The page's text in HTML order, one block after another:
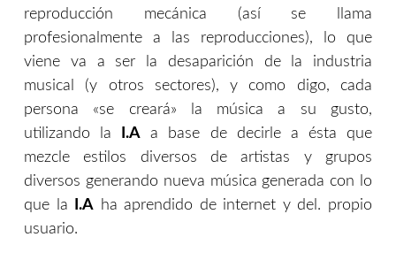
reproducción mecánica (así se llama
profesionalmente a las reproducciones), lo que
viene va a ser la desaparición de la industria
musical (y otros sectores), y como digo, cada
persona «se creará» la música a su gusto,
utilizando la
I.A a base de decirle a ésta que
mezcle estilos diversos de artistas y grupos
diversos generando nueva música generada con lo
que la
I.A ha aprendido de internet y del. propio
usuario.